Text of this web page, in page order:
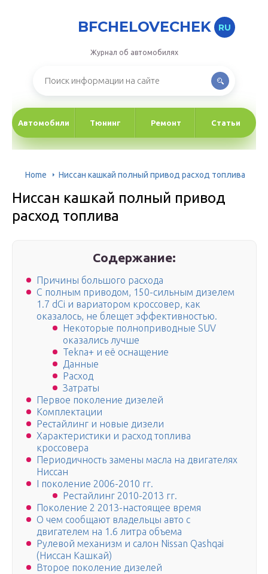
BFCHELOVECHEK RU
Журнал об автомобилях
Автомобили Тюнинг Ремонт Статьи
Home Ниссан кашкай полный привод расход топлива
Ниссан кашкай полный привод
расход топлива
Содержание:
Причины большого расхода
С полным приводом, 150-сильным дизелем
1.7 dCi и вариатором кроссовер, как
оказалось, не блещет эффективностью.
Некоторые полноприводные SUV
оказались лучше
Tekna+ и её оснащение
Данные
Расход
Затраты
Первое поколение дизелей
Комплектации
Рестайлинг и новые дизели
Характеристики и расход топлива
кроссовера
Периодичность замены масла на двигателях
Ниссан
I поколение 2006-2010 гг.
Рестайлинг 2010-2013 гг.
Поколение 2 2013-настоящее время
О чем сообщают владельцы авто с
двигателем на 1.6 литра объема
Рулевой механизм и салон Nissan Qashqai
(Ниссан Кашкай)
Второе поколение дизелей